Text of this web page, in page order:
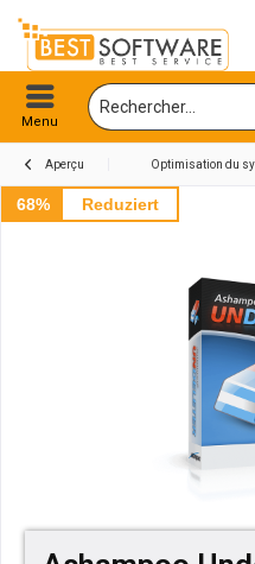
Menu
Aperçu Optimisation du
68% Reduziert